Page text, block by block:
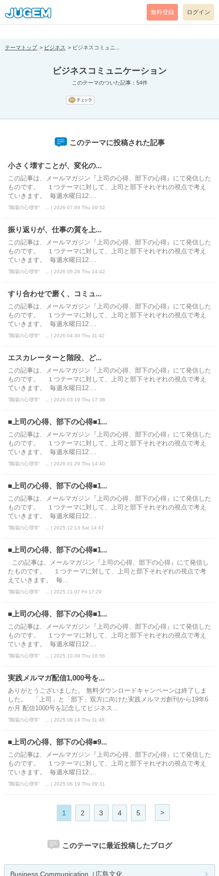
[pear_error: message="Success" code=0 mode=return level=notice
prefix="" info=""]
無料登録 ログイン
テーマトップ ビジネス ビジネスコミュニ...
ビジネスコミュニケーション
このテーマのついた記事：54件
このテーマに投稿された記事
小さく壊すことが、変化の...
この記事は、メールマガジン『上司の心得、部下の心得』にて発信した
ものです。 １つテーマに対して、上司と部下それぞれの視点で考え
ていきます。 毎週水曜日12:...
”職場の心理学” ... | 2026.07.09 Thu 09:52
振り返りが、仕事の質を上...
この記事は、メールマガジン『上司の心得、部下の心得』にて発信した
ものです。 １つテーマに対して、上司と部下それぞれの視点で考え
ていきます。 毎週水曜日12:...
”職場の心理学” ... | 2026.05.28 Thu 14:42
すり合わせで磨く、コミュ...
この記事は、メールマガジン『上司の心得、部下の心得』にて発信した
ものです。 １つテーマに対して、上司と部下それぞれの視点で考え
ていきます。 毎週水曜日12:...
”職場の心理学” ... | 2026.04.30 Thu 11:42
エスカレーターと階段、ど...
この記事は、メールマガジン『上司の心得、部下の心得』にて発信した
ものです。 １つテーマに対して、上司と部下それぞれの視点で考え
ていきます。 毎週水曜日12:...
”職場の心理学” ... | 2026.03.19 Thu 17:38
■上司の心得、部下の心得■1...
この記事は、メールマガジン『上司の心得、部下の心得』にて発信した
ものです。 １つテーマに対して、上司と部下それぞれの視点で考え
ていきます。 毎週水曜日12:...
”職場の心理学” ... | 2026.01.29 Thu 14:40
■上司の心得、部下の心得■1...
この記事は、メールマガジン『上司の心得、部下の心得』にて発信した
ものです。 １つテーマに対して、上司と部下それぞれの視点で考え
ていきます。 毎週水曜日12:...
”職場の心理学” ... | 2025.12.13 Sat 14:47
■上司の心得、部下の心得■1...
この記事は、メールマガジン『上司の心得、部下の心得』にて発信し
たものです。 １つテーマに対して、上司と部下それぞれの視点で考
えていきます。 毎...
”職場の心理学” ... | 2025.11.07 Fri 17:29
■上司の心得、部下の心得■1...
この記事は、メールマガジン『上司の心得、部下の心得』にて発信した
ものです。 １つテーマに対して、上司と部下それぞれの視点で考え
ていきます。 毎週水曜日12:...
”職場の心理学” ... | 2025.10.09 Thu 16:56
実践メルマガ配信1,000号を...
ありがとうございました。 無料ダウンロードキャンペーンは終了しま
した。 「上司」と「部下」双方に向けた実践メルマガ創刊から19年6
か月 配信1000号を記念してビジネス...
”職場の心理学” ... | 2025.08.14 Thu 11:48
■上司の心得、部下の心得■9...
この記事は、メールマガジン『上司の心得、部下の心得』にて発信した
ものです。 １つテーマに対して、上司と部下それぞれの視点で考え
ていきます。 毎週水曜日12:...
”職場の心理学” ... | 2025.06.19 Thu 09:31
1 2 3 4 5 >
このテーマに最近投稿したブログ
Business Communication（広島文化...